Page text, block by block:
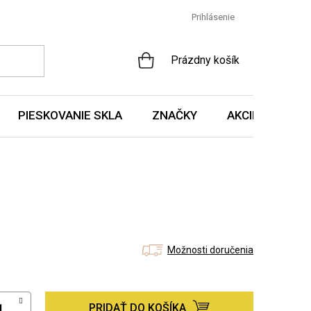
Prihlásenie
NÁKUPNÝ
Prázdny košík
PIESKOVANIE SKLA ZNAČKY AKCIE A
Možnosti doručenia
PRIDAŤ DO KOŠÍKA